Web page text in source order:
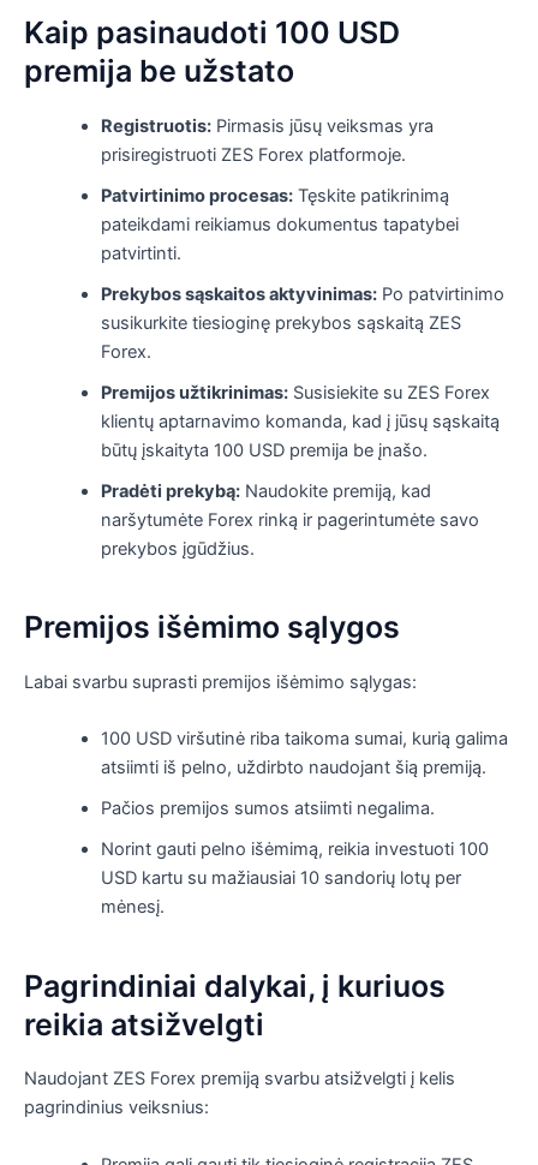
Kaip pasinaudoti 100 USD
premija be užstato
Registruotis:Pirmasis jūsų veiksmas yra
prisiregistruoti ZES Forex platformoje.
Patvirtinimo procesas:Tęskite patikrinimą
pateikdami reikiamus dokumentus tapatybei
patvirtinti.
Prekybos sąskaitos aktyvinimas:Po patvirtinimo
susikurkite tiesioginę prekybos sąskaitą ZES
Forex.
Premijos užtikrinimas:Susisiekite su ZES Forex
klientų aptarnavimo komanda, kad į jūsų sąskaitą
būtų įskaityta 100 USD premija be įnašo.
Pradėti prekybą:Naudokite premiją, kad
naršytumėte Forex rinką ir pagerintumėte savo
prekybos įgūdžius.
Premijos išėmimo sąlygos
Labai svarbu suprasti premijos išėmimo sąlygas:
100 USD viršutinė riba taikoma sumai, kurią galima
atsiimti iš pelno, uždirbto naudojant šią premiją.
Pačios premijos sumos atsiimti negalima.
Norint gauti pelno išėmimą, reikia investuoti 100
USD kartu su mažiausiai 10 sandorių lotų per
mėnesį.
Pagrindiniai dalykai, į kuriuos
reikia atsižvelgti
Naudojant ZES Forex premiją svarbu atsižvelgti į kelis
pagrindinius veiksnius: